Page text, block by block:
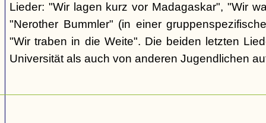
Lieder: "Wir lagen kurz vor Madagaskar", "Wir
"Nerother Bummler" (in einer
"Wir traben in die Weite". Die beiden letzten
Universität als auch von anderen Jugendlichen